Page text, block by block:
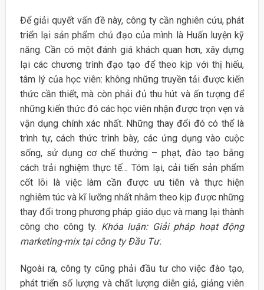
Để giải quyết vấn đề này, công ty cần nghiên cứu, phát
triển lại sản phẩm chủ đạo của mình là Huấn luyện kỹ
năng. Cần có một đánh giá khách quan hơn, xây dựng
lại các chương trình đạo tạo để theo kịp với thị hiếu,
tâm lý của học viên: không những truyền tải được kiến
thức cần thiết, mà còn phải đủ thu hút và ấn tượng để
những kiến thức đó các học viên nhận được trọn vẹn và
vận dụng chính xác nhất. Những thay đổi đó có thể là
trình tự, cách thức trình bày, các ứng dụng vào cuộc
sống, sử dụng cơ chế thưởng – phạt, đào tạo bằng
cách trải nghiệm thực tế… Tóm lại, cải tiến sản phẩm
cốt lõi là việc làm cần được ưu tiên và thực hiện
nghiêm túc và kĩ lưỡng nhất nhằm theo kịp được những
thay đổi trong phương pháp giáo dục và mang lại thành
công cho công ty. Khóa luận: Giải pháp hoạt động
marketing-mix tại công ty Đầu Tư.
Ngoài ra, công ty cũng phải đầu tư cho việc đào tạo,
phát triển số lượng và chất lượng diễn giả, giảng viên